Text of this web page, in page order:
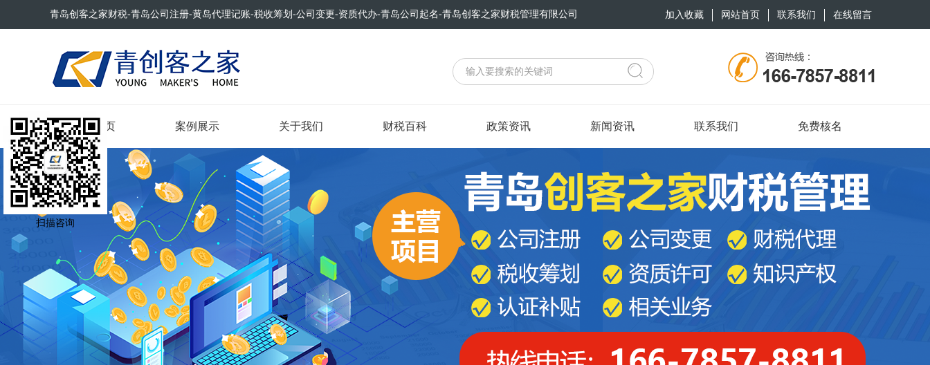
青岛创客之家财税-青岛公司注册-黄岛代理记账-税收筹划-公司变更-资质代办-青岛公司起名-青岛创客之家财税管理有限公司 加入收藏 网站首页 联系我们 在线留言
网站首页 案例展示 关于我们 财税百科 政策资讯 新闻资讯 联系我们 免费核名
扫描咨询